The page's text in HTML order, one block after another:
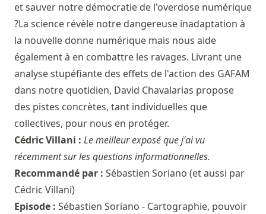
et sauver notre démocratie de l'overdose numérique
?La science révèle notre dangereuse inadaptation à
la nouvelle donne numérique mais nous aide
également à en combattre les ravages. Livrant une
analyse stupéfiante des effets de l'action des GAFAM
dans notre quotidien, David Chavalarias propose
des pistes concrètes, tant individuelles que
collectives, pour nous en protéger.
Cédric Villani : Le meilleur exposé que j'ai vu
récemment sur les questions informationnelles.
Recommandé par : Sébastien Soriano (et aussi par
Cédric Villani)
Episode : Sébastien Soriano - Cartographie, pouvoir